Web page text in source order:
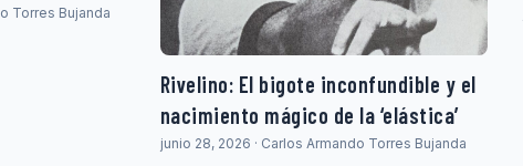
Torres Bujanda
Rivelino: El bigote inconfundible y el
nacimiento mágico de la ‘elástica’
junio 28, 2026 · Carlos Armando Torres Bujanda